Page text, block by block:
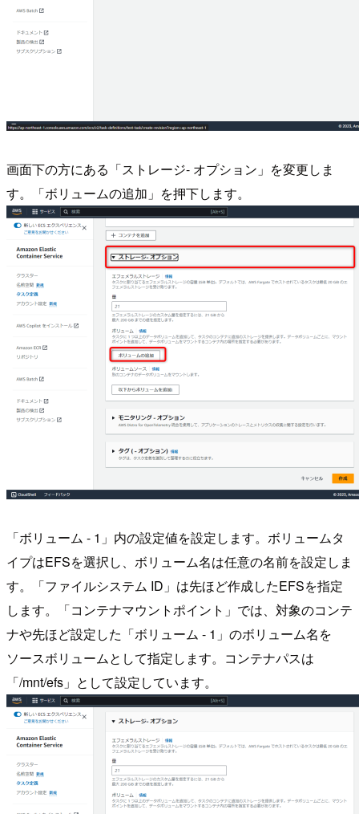
画面下の方にある「ストレージ- オプション」を変更しま
す。「ボリュームの追加」を押下します。
「ボリューム - 1」内の設定値を設定します。ボリュームタ
イプはEFSを選択し、ボリューム名は任意の名前を設定しま
す。「ファイルシステム ID」は先ほど作成したEFSを指定
します。「コンテナマウントポイント」では、対象のコンテ
ナや先ほど設定した「ボリューム - 1」のボリューム名を
ソースボリュームとして指定します。コンテナパスは
「/mnt/efs」として設定しています。